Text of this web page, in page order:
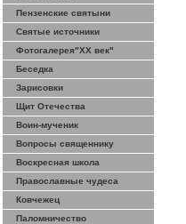
Пензенские святыни
Святые источники
Фотогалерея"ХХ век"
Беседка
Зарисовки
Щит Отечества
Воин-мученик
Вопросы священнику
Воскресная школа
Православные чудеса
Ковчежец
Паломничество